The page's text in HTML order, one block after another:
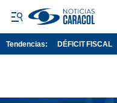
Tendencias: DÉFICIT FISCAL